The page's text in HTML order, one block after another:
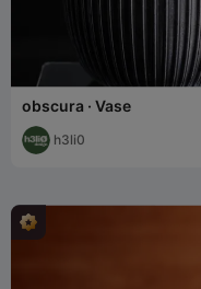
obscura · Vase
h3li0